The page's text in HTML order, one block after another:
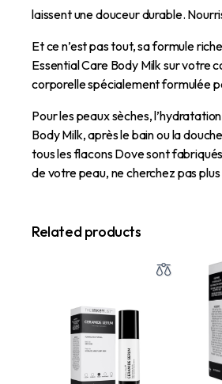
laissent une douceur durable.
Et ce n’est pas tout, sa formule
Essential Care Body Milk sur votre
corporelle spécialement formulée
Pour les peaux sèches,
Body Milk, après le bain ou la
tous les flacons Dove sont
de votre peau, ne cherchez pas
Related products